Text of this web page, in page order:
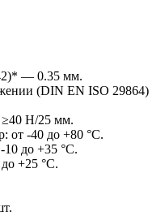
— 0.35 мм.
(DIN EN ISO 29864)
≥40 Н/25 мм.
от -40 до +80 °C.
до +35 °C.
+25 °C.